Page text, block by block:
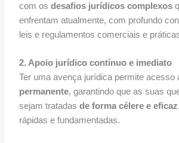
com os desafios jurídicos complexos
enfrentam atualmente, com profundo
leis e regulamentos comerciais e
2. Apoio jurídico contínuo e imediato
Ter uma avença jurídica permite acesso
permanente, garantindo que as suas
sejam tratadas de forma célere e eficaz
rápidas e fundamentadas.